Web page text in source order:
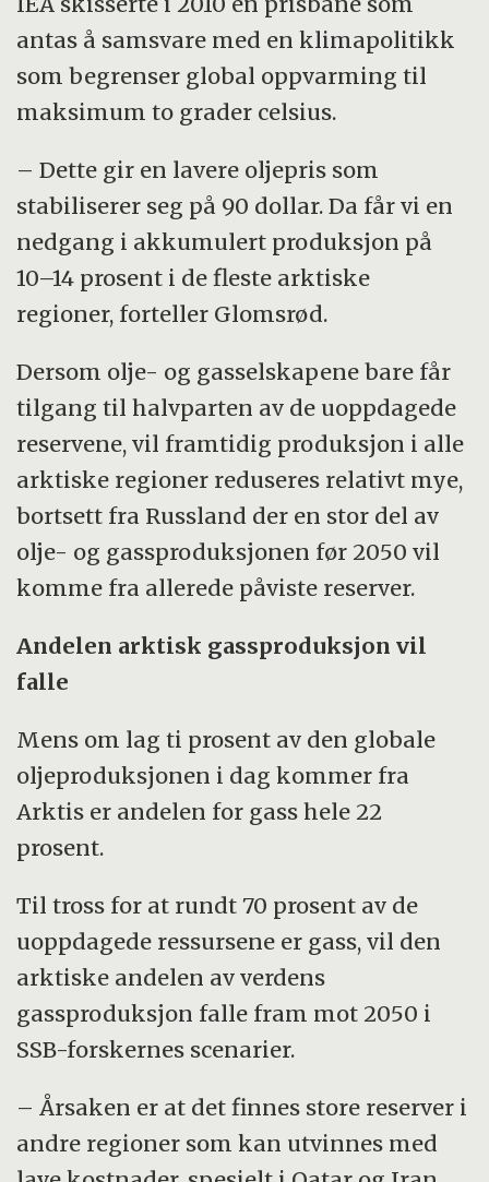
antas å samsvare med en klimapolitikk
som begrenser global oppvarming til
maksimum to grader celsius.
– Dette gir en lavere oljepris som
stabiliserer seg på 90 dollar. Da får vi en
nedgang i akkumulert produksjon på
10–14 prosent i de fleste arktiske
regioner, forteller Glomsrød.
Dersom olje- og gasselskapene bare får
tilgang til halvparten av de uoppdagede
reservene, vil framtidig produksjon i alle
arktiske regioner reduseres relativt mye,
bortsett fra Russland der en stor del av
olje- og gassproduksjonen før 2050 vil
komme fra allerede påviste reserver.
Andelen arktisk gassproduksjon vil
falle
Mens om lag ti prosent av den globale
oljeproduksjonen i dag kommer fra
Arktis er andelen for gass hele 22
prosent.
Til tross for at rundt 70 prosent av de
uoppdagede ressursene er gass, vil den
arktiske andelen av verdens
gassproduksjon falle fram mot 2050 i
SSB-forskernes scenarier.
– Årsaken er at det finnes store reserver i
andre regioner som kan utvinnes med